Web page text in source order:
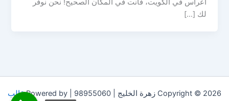
أعراس في الكويت، فأنت في المكان الصحيح! نحن نوفر
لك […]
Copyright © 2026 زهرة الخليج | 98955060 | Powered by قالب